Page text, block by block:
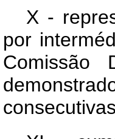
X -
por
Comissão